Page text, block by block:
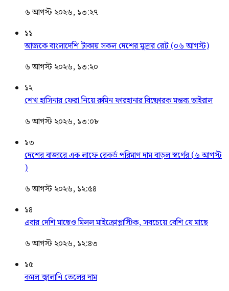
৬ আগস্ট ২০২৬, ১৩:২৭
১১
আজকে বাংলাদেশি টাকায় সকল দেশের মুদ্রার রেট (০৬ আগস্ট)
৬ আগস্ট ২০২৬, ১৩:২০
১২
শেখ হাসিনার ফেরা নিয়ে রুমিন ফারহানার বিষ্ফোরক মন্তব্য ভাইরাল
৬ আগস্ট ২০২৬, ১৩:০৮
১৩
দেশের বাজারে এক লাফে রেকর্ড পরিমাণ দাম বাড়ল স্বর্ণের (৬ আগস্ট
)
৬ আগস্ট ২০২৬, ১২:৫৪
১৪
এবার দেশি মাছেও মিলল মাইক্রোপ্লাস্টিক, সবচেয়ে বেশি যে মাছে
৬ আগস্ট ২০২৬, ১২:৪৩
১৫
কমল জ্বালানি তেলের দাম